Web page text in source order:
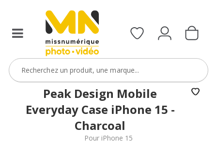
Peak Design Mobile
Everyday Case iPhone 15 -
Charcoal
Pour iPhone 15